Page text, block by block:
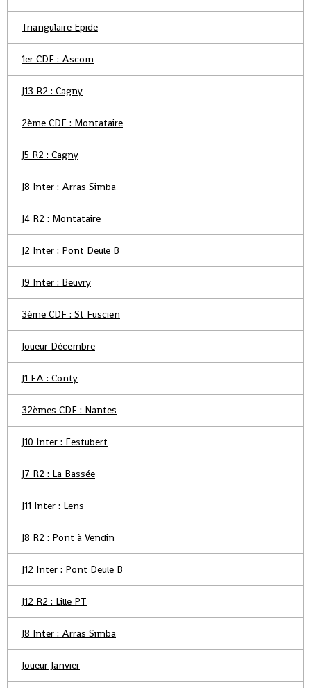
Triangulaire Epide
1er CDF : Ascom
J13 R2 : Cagny
2ème CDF : Montataire
J5 R2 : Cagny
J8 Inter : Arras Simba
J4 R2 : Montataire
J2 Inter : Pont Deule B
J9 Inter : Beuvry
3ème CDF : St Fuscien
Joueur Décembre
J1 FA : Conty
32èmes CDF : Nantes
J10 Inter : Festubert
J7 R2 : La Bassée
J11 Inter : Lens
J8 R2 : Pont à Vendin
J12 Inter : Pont Deule B
J12 R2 : Lille PT
J8 Inter : Arras Simba
Joueur Janvier